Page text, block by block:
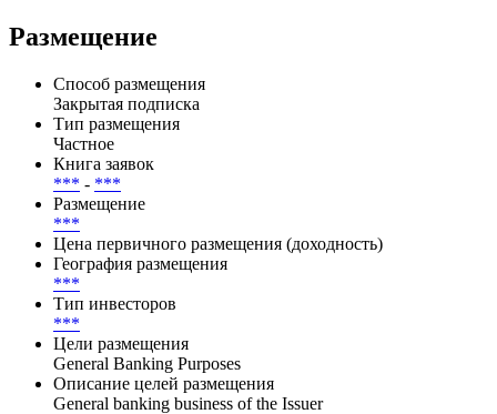
Размещение
Способ размещения
Закрытая подписка
Тип размещения
Частное
Книга заявок
*** - ***
Размещение
***
Цена первичного размещения (доходность)
География размещения
***
Тип инвесторов
***
Цели размещения
General Banking Purposes
Описание целей размещения
General banking business of the Issuer